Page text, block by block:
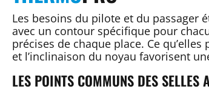
Les besoins du pilote et du passager
avec un contour spécifique pour
précises de chaque place. Ce
et l’inclinaison du noyau favorisent
LES POINTS COMMUNS DES